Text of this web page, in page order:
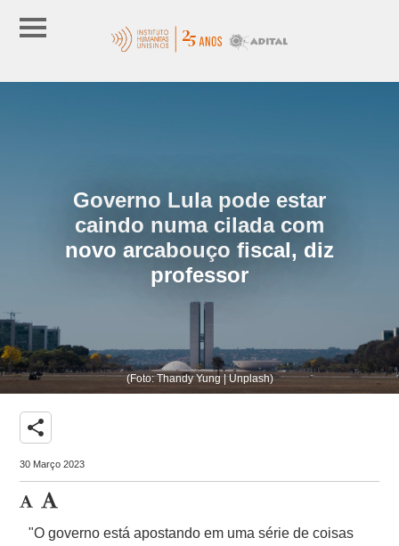
Governo Lula pode estar
caindo numa cilada com
novo arcabouço fiscal, diz
professor
(Foto: Thandy Yung | Unplash)
share
30 Março 2023
"O governo está apostando em uma série de coisas